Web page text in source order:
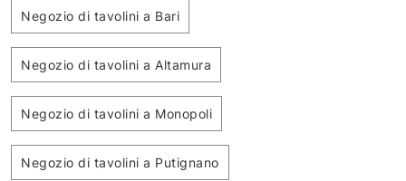
Negozio di tavolini a Bari
Negozio di tavolini a Altamura
Negozio di tavolini a Monopoli
Negozio di tavolini a Putignano